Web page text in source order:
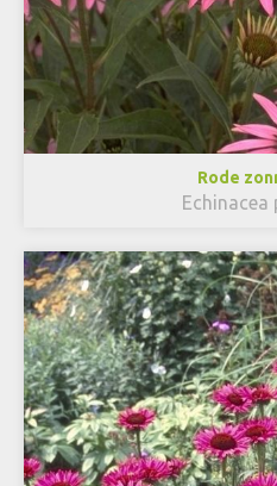
Rode
Echinacea